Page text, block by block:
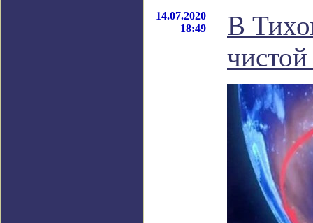
14.07.2020
18:49
В